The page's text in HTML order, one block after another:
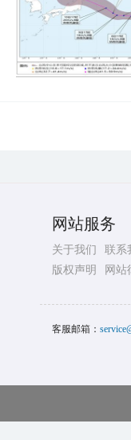
网站服务
关于我们 联系
版权声明
网站
客服邮箱：